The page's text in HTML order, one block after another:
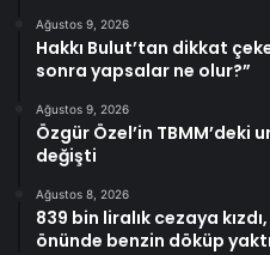
Ağustos 9, 2026
Hakkı Bulut’tan dikkat
sonra yapsalar ne olur?”
Ağustos 9, 2026
Özgür Özel’in TBMM’deki
değişti
Ağustos 8, 2026
839 bin liralık cezaya
önünde benzin döküp yaktı